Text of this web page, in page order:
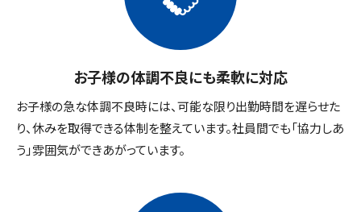
お子様の体調不良にも柔軟に対応
お子様の急な体調不良時には、可能な限り出勤時間を遅らせた
り、休みを取得できる体制を整えています。社員間でも「協力しあ
う」雰囲気ができあがっています。